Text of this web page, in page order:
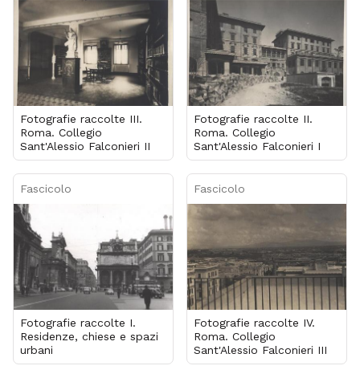
Fotografie raccolte III.
Roma. Collegio
Sant'Alessio Falconieri II
Fotografie raccolte II.
Roma. Collegio
Sant'Alessio Falconieri I
Fascicolo
Fotografie raccolte I.
Residenze, chiese e spazi
urbani
Fascicolo
Fotografie raccolte IV.
Roma. Collegio
Sant'Alessio Falconieri III